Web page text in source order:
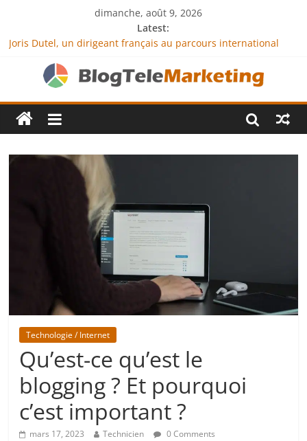
dimanche, août 9, 2026
Latest:
Joris Dutel, un dirigeant français au parcours international
Agria Assurance Animaux : comment l’entreprise se
démarque-t-elle de la concurrence ?
JCA Academy : l’excellence au service de l’indépendance
financière
Denis Bouclon : la diplomatie éducative comme moteur de
Next Terra International : des solutions logistiques au service
du commerce international
Technologie / Internet
Qu’est-ce qu’est le
blogging ? Et pourquoi
c’est important ?
mars 17, 2023 Technicien 0 Comments